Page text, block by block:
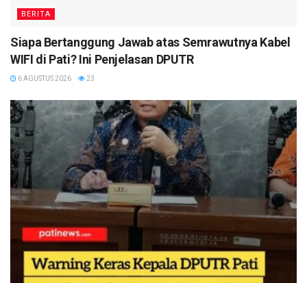
BERITA
Siapa Bertanggung Jawab atas Semrawutnya Kabel
WIFI di Pati? Ini Penjelasan DPUTR
6 AGUSTUS 2026 23